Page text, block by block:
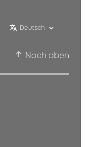
Deutsch
Nach oben